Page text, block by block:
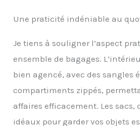
empilés
MOBILITÉ
BRUIT
roulettes
de
effort et
réduit,
poignée
Une praticité indéniable au
Je tiens à souligner l’aspect
ensemble de bagages.
bien agencé, avec des sangles
compartiments zippés,
affaires efficacement. Les sacs,
idéaux pour garder vos objets